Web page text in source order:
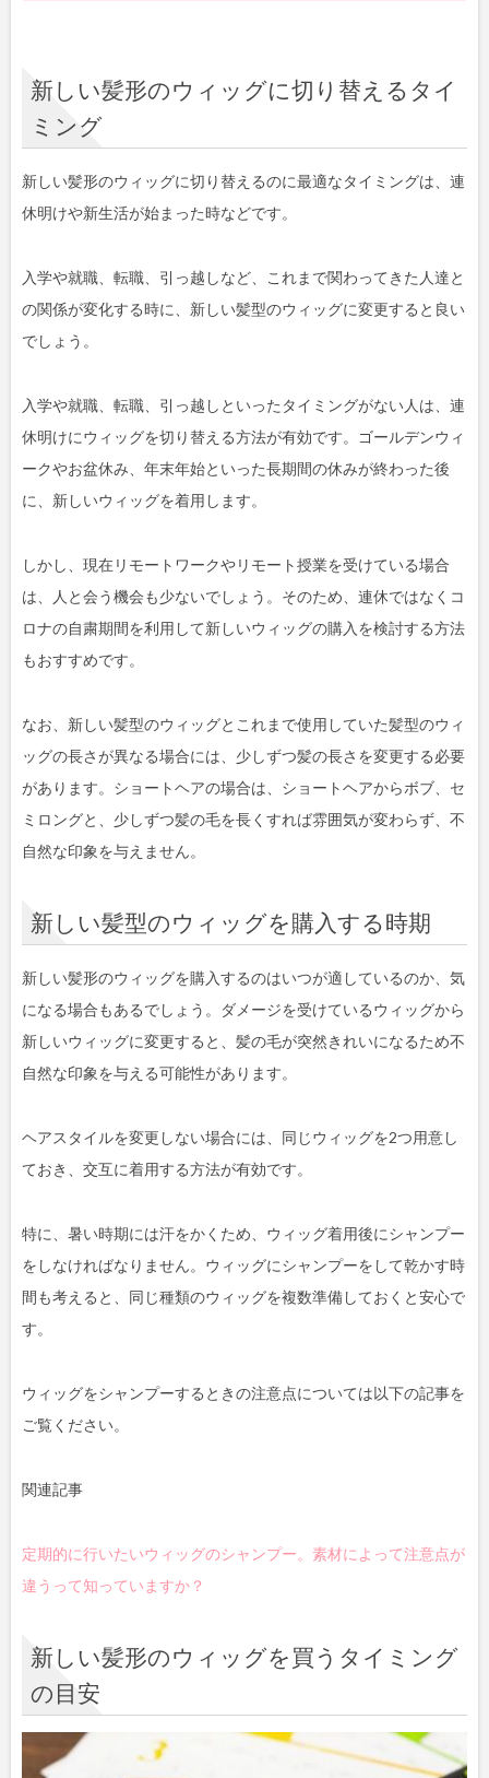
新しい髪形のウィッグに切り替えるタイ
ミング
新しい髪形のウィッグに切り替えるのに最適なタイミングは、連
休明けや新生活が始まった時などです。
入学や就職、転職、引っ越しなど、これまで関わってきた人達と
の関係が変化する時に、新しい髪型のウィッグに変更すると良い
でしょう。
入学や就職、転職、引っ越しといったタイミングがない人は、連
休明けにウィッグを切り替える方法が有効です。ゴールデンウィ
ークやお盆休み、年末年始といった長期間の休みが終わった後
に、新しいウィッグを着用します。
しかし、現在リモートワークやリモート授業を受けている場合
は、人と会う機会も少ないでしょう。そのため、連休ではなくコ
ロナの自粛期間を利用して新しいウィッグの購入を検討する方法
もおすすめです。
なお、新しい髪型のウィッグとこれまで使用していた髪型のウィ
ッグの長さが異なる場合には、少しずつ髪の長さを変更する必要
があります。ショートヘアの場合は、ショートヘアからボブ、セ
ミロングと、少しずつ髪の毛を長くすれば雰囲気が変わらず、不
自然な印象を与えません。
新しい髪型のウィッグを購入する時期
新しい髪形のウィッグを購入するのはいつが適しているのか、気
になる場合もあるでしょう。ダメージを受けているウィッグから
新しいウィッグに変更すると、髪の毛が突然きれいになるため不
自然な印象を与える可能性があります。
ヘアスタイルを変更しない場合には、同じウィッグを2つ用意し
ておき、交互に着用する方法が有効です。
特に、暑い時期には汗をかくため、ウィッグ着用後にシャンプー
をしなければなりません。ウィッグにシャンプーをして乾かす時
間も考えると、同じ種類のウィッグを複数準備しておくと安心で
す。
ウィッグをシャンプーするときの注意点については以下の記事を
ご覧ください。
関連記事
定期的に行いたいウィッグのシャンプー。素材によって注意点が
違うって知っていますか？
新しい髪形のウィッグを買うタイミング
の目安